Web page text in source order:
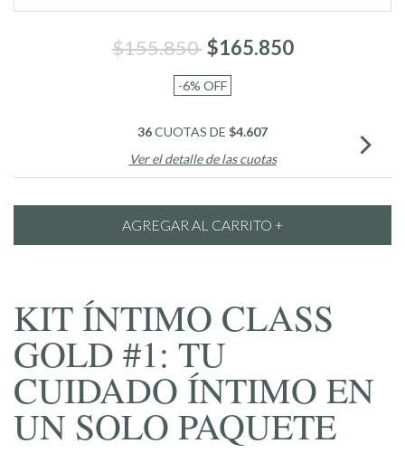
$155.850 $165.850
-6% OFF
36CUOTAS DE $4.607
Ver el detalle de las cuotas
KIT ÍNTIMO CLASS
GOLD #1: TU
CUIDADO ÍNTIMO EN
UN SOLO PAQUETE